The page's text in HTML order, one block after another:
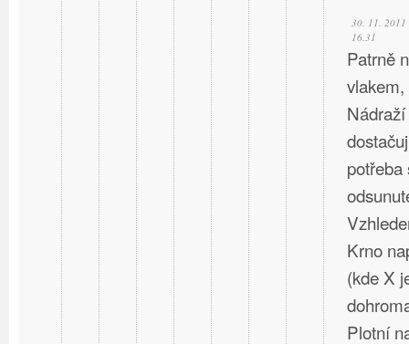
30. 11. 2011
16.31
Patrně
Krno
(kde X
Plotní